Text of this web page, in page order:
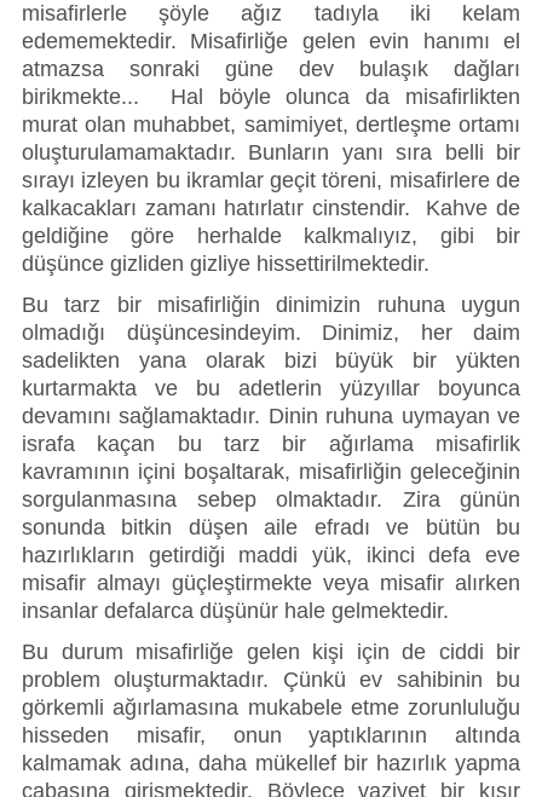
misafirlerle şöyle ağız tadıyla iki kelam
edememektedir. Misafirliğe gelen evin hanımı el
atmazsa sonraki güne dev bulaşık dağları
birikmekte...  Hal böyle olunca da misafirlikten
murat olan muhabbet, samimiyet, dertleşme ortamı
oluşturulamamaktadır. Bunların yanı sıra belli bir
sırayı izleyen bu ikramlar geçit töreni, misafirlere de
kalkacakları zamanı hatırlatır cinstendir.  Kahve de
geldiğine göre herhalde kalkmalıyız, gibi bir
düşünce gizliden gizliye hissettirilmektedir.
Bu tarz bir misafirliğin dinimizin ruhuna uygun
olmadığı düşüncesindeyim. Dinimiz, her daim
sadelikten yana olarak bizi büyük bir yükten
kurtarmakta ve bu adetlerin yüzyıllar boyunca
devamını sağlamaktadır. Dinin ruhuna uymayan ve
israfa kaçan bu tarz bir ağırlama misafirlik
kavramının içini boşaltarak, misafirliğin geleceğinin
sorgulanmasına sebep olmaktadır. Zira günün
sonunda bitkin düşen aile efradı ve bütün bu
hazırlıkların getirdiği maddi yük, ikinci defa eve
misafir almayı güçleştirmekte veya misafir alırken
insanlar defalarca düşünür hale gelmektedir.
Bu durum misafirliğe gelen kişi için de ciddi bir
problem oluşturmaktadır. Çünkü ev sahibinin bu
görkemli ağırlamasına mukabele etme zorunluluğu
hisseden misafir, onun yaptıklarının altında
kalmamak adına, daha mükellef bir hazırlık yapma
çabasına girişmektedir. Böylece vaziyet bir kısır